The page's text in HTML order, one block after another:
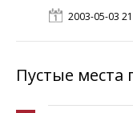
2003-05-03
Пустые места